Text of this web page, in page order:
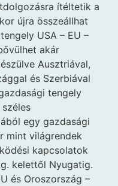
ítéltetik a
újra összeállhat
USA – EU –
akár
Ausztriával,
és Szerbiával
tengely
egy gazdasági
mint világrendek
kapcsolatok
kelettől Nyugatig.
és Oroszország –